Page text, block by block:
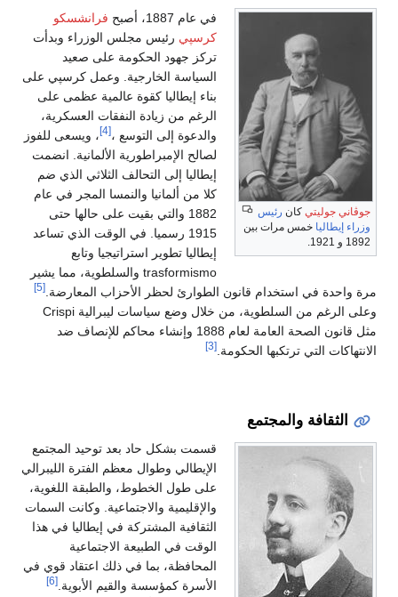
جوڤاني جوليتي كان رئيس
وزراء إيطاليا خمس مرات بين
1892 و 1921.
في عام 1887، أصبح
فرانشسكو
كرسپي رئيس مجلس الوزراء وبدأت
تركز جهود الحكومة على صعيد
السياسة الخارجية. وعمل كرسپي على
بناء إيطاليا كقوة عالمية عظمى على
الرغم من زيادة النفقات العسكرية،
والدعوة إلى التوسع ،[4]
، ويسعى للفوز
لصالح الإمبراطورية الألمانية. انضمت
إيطاليا إلى التحالف الثلاثي الذي ضم
كلا من ألمانيا والنمسا المجر في عام
1882 والتي بقيت على حالها حتى
1915 رسميا. في الوقت الذي تساعد
إيطاليا تطوير استراتيجيا وتابع
trasformismo والسلطوية، مما يشير
مرة واحدة في استخدام قانون الطوارئ لحظر الأحزاب المعارضة. [5]
وعلى الرغم من السلطوية، من خلال وضع سياسات ليبرالية Crispi
مثل قانون الصحة العامة لعام 1888 وإنشاء محاكم للإنصاف ضد
الانتهاكات التي ترتكبها الحكومة. [3]
الثقافة والمجتمع
قسمت بشكل حاد بعد توحيد المجتمع
الإيطالي وطوال معظم الفترة الليبرالي
على طول الخطوط، والطبقة اللغوية،
والإقليمية والاجتماعية. وكانت السمات
الثقافية المشتركة في إيطاليا في هذا
الوقت في الطبيعة الاجتماعية
المحافظة، بما في ذلك اعتقاد قوي في
الأسرة كمؤسسة والقيم الأبوية.[6]